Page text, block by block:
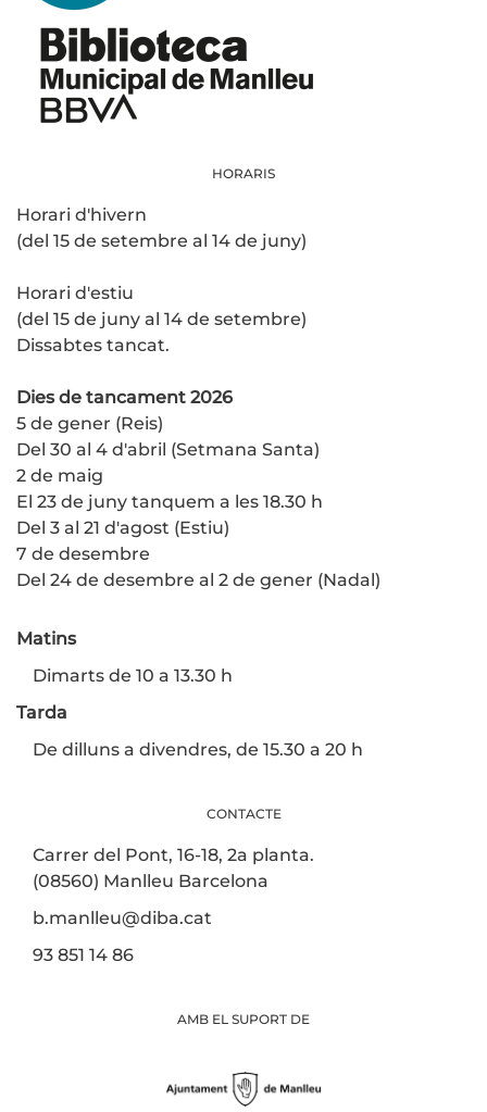
HORARIS
Horari d'hivern
(del 15 de setembre al 14 de juny)
Horari d'estiu
(del 15 de juny al 14 de setembre)
Dissabtes tancat.
Dies de tancament 2026
5 de gener (Reis)
Del 30 al 4 d'abril (Setmana Santa)
2 de maig
El 23 de juny tanquem a les 18.30 h
Del 3 al 21 d'agost (Estiu)
7 de desembre
Del 24 de desembre al 2 de gener (Nadal)
Matins
Dimarts de 10 a 13.30 h
Tarda
De dilluns a divendres, de 15.30 a 20 h
CONTACTE
Carrer del Pont, 16-18, 2a planta.
(08560) Manlleu Barcelona
b.manlleu@diba.cat
93 851 14 86
AMB EL SUPORT DE